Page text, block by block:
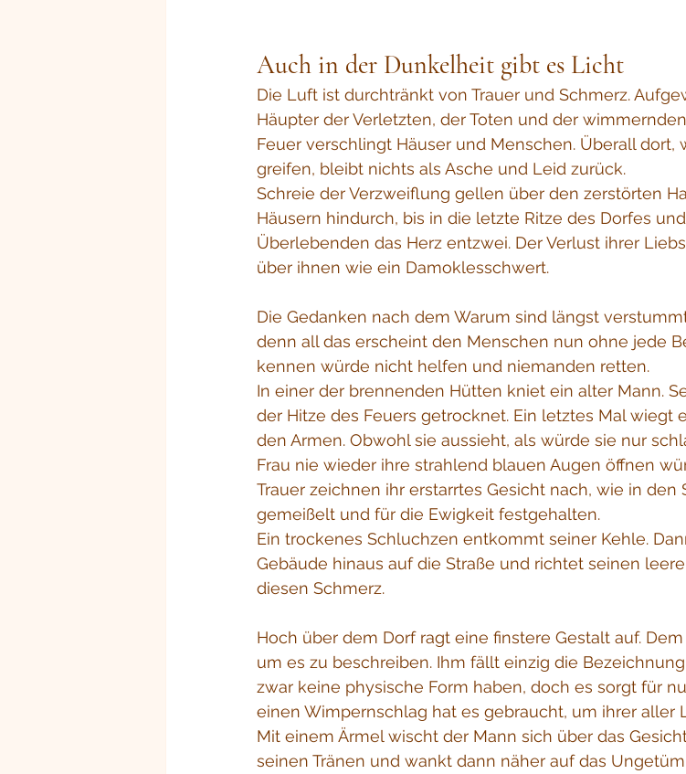
Auch in der Dunkelheit gibt es Licht
Die Luft ist durchtränkt von Trauer und Schmerz.
Häupter der Verletzten, der Toten und der
Feuer verschlingt Häuser und Menschen. Überall dort,
greifen, bleibt nichts als Asche und Leid zurück.
Schreie der Verzweiflung gellen über den zerstörten
Häusern hindurch, bis in die letzte Ritze des Dorfes
Überlebenden das Herz entzwei. Der Verlust ihrer
über ihnen wie ein Damoklesschwert.
Die Gedanken nach dem Warum sind längst
denn all das erscheint den Menschen nun ohne jede
kennen würde nicht helfen und niemanden retten.
In einer der brennenden Hütten kniet ein alter Mann.
der Hitze des Feuers getrocknet. Ein letztes Mal wiegt
den Armen. Obwohl sie aussieht, als würde sie nur
Frau nie wieder ihre strahlend blauen Augen öffnen
Trauer zeichnen ihr erstarrtes Gesicht nach, wie in den
gemeißelt und für die Ewigkeit festgehalten.
Ein trockenes Schluchzen entkommt seiner Kehle.
Gebäude hinaus auf die Straße und richtet seinen
diesen Schmerz.
Hoch über dem Dorf ragt eine finstere Gestalt auf.
um es zu beschreiben. Ihm fällt einzig die
zwar keine physische Form haben, doch es sorgt für
einen Wimpernschlag hat es gebraucht, um ihrer aller
Mit einem Ärmel wischt der Mann sich über das
seinen Tränen und wankt dann näher auf das